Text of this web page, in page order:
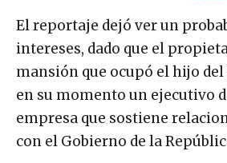
El reportaje dejó ver un
intereses, dado que el
mansión que ocupó el hijo del
en su momento un ejecutivo
empresa que sostiene
con el Gobierno de la